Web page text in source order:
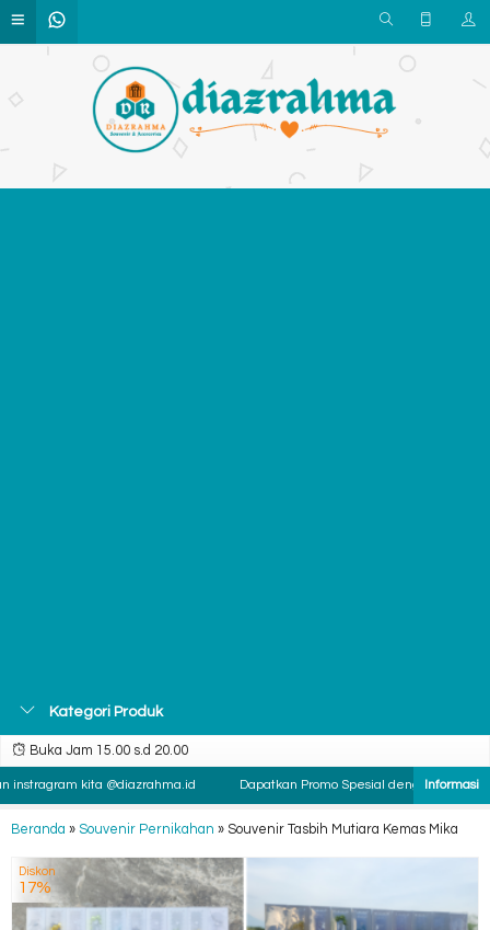
Kategori Produk
Buka Jam 15.00 s.d 20.00
kita @diazrahma.id Dapatkan Promo Spesial dengan cara
Beranda » Souvenir Pernikahan » Souvenir Tasbih Mutiara Kemas Mika
Diskon
17%